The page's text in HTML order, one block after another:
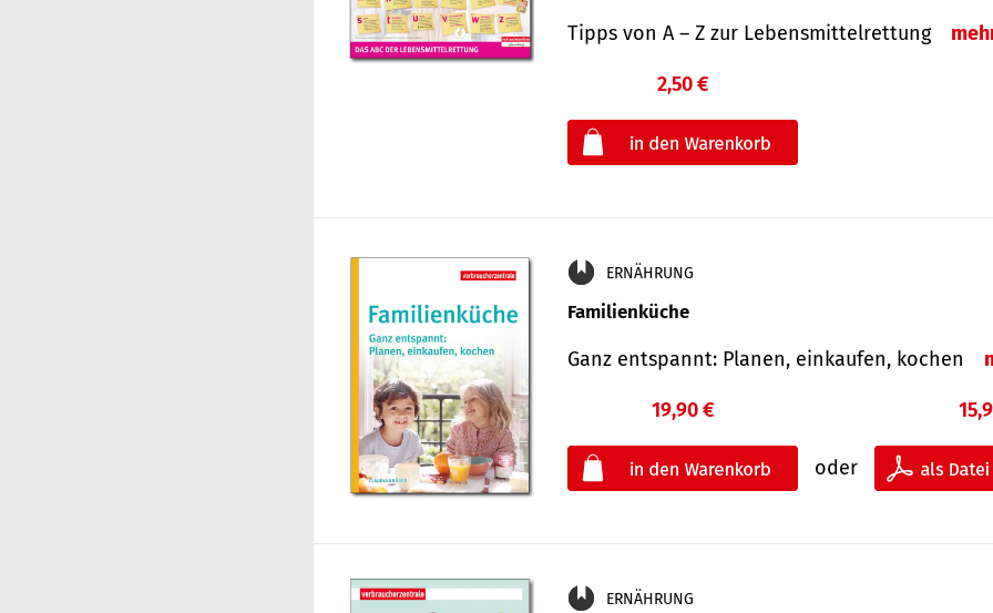
Tipps von A – Z zur Lebensmittelrettung
2,50 €
ERNÄHRUNG
Familienküche
Ganz entspannt: Planen, einkaufen, kochen
19,90 €
oder
ERNÄHRUNG